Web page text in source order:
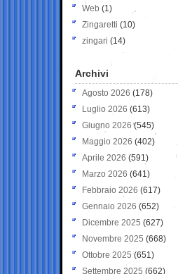
Web (1)
Zingaretti (10)
zingari (14)
Archivi
Agosto 2026 (178)
Luglio 2026 (613)
Giugno 2026 (545)
Maggio 2026 (402)
Aprile 2026 (591)
Marzo 2026 (641)
Febbraio 2026 (617)
Gennaio 2026 (652)
Dicembre 2025 (627)
Novembre 2025 (668)
Ottobre 2025 (651)
Settembre 2025 (662)